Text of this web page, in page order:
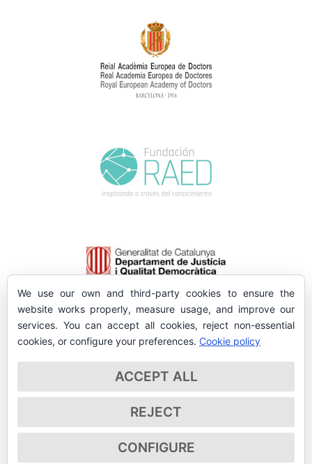
We use our own and third-party cookies to ensure the
website works properly, measure usage, and improve our
services. You can accept all cookies, reject non-essential
cookies, or configure your preferences. Cookie policy
ACCEPT ALL
REJECT
CONFIGURE